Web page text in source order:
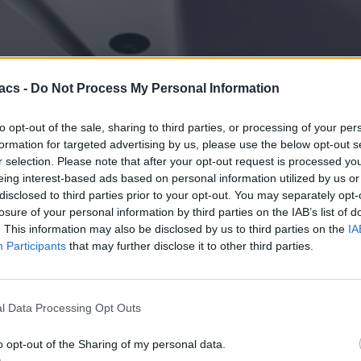
- Do Not Process My Personal Information
opt-out of the sale, sharing to third parties, or processing of your
for targeted advertising by us, please use the below opt-out
selection. Please note that after your opt-out request is processed
interest-based ads based on personal information utilized by us
to third parties prior to your opt-out. You may separately
of your personal information by third parties on the IAB’s list of
This information may also be disclosed by us to third parties on the
Participants that may further disclose it to other third parties.
Data Processing Opt Outs
opt-out of the Sharing of my personal data.
Galaxy S24 Ultra
πρόσφατη πρόταση της Samsung, το Samsung Galaxy S25 Ultra, η
σταδιακά τοGalaxy S24 Ultraαπό την αγορά για να
S24 και με τα Galaxy S24 Plus, καθώς εμφανίζονται στο